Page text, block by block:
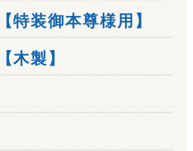
特装御本尊様用】
木製】